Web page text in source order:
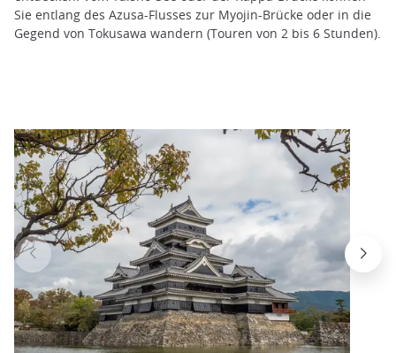
Sie entlang des Azusa-Flusses zur Myojin-Brücke oder in die
Gegend von Tokusawa wandern (Touren von 2 bis 6 Stunden).